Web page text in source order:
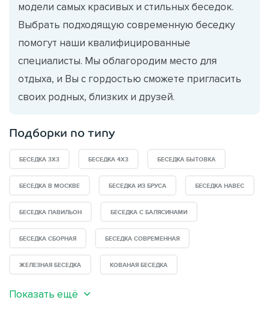
модели самых красивых и стильных беседок.
Выбрать подходящую современную беседку
помогут наши квалифицированные
специалисты. Мы облагородим место для
отдыха, и Вы с гордостью сможете пригласить
своих родных, близких и друзей.
Подборки по типу
БЕСЕДКА 3Х3 БЕСЕДКА 4X3 БЕСЕДКА БЫТОВКА
БЕСЕДКА В МОСКВЕ БЕСЕДКА ИЗ БРУСА БЕСЕДКА НАВЕС
БЕСЕДКА ПАВИЛЬОН БЕСЕДКА С БАЛЯСИНАМИ
БЕСЕДКА СБОРНАЯ БЕСЕДКА СОВРЕМЕННАЯ
ЖЕЛЕЗНАЯ БЕСЕДКА КОВАНАЯ БЕСЕДКА
Показать ещё